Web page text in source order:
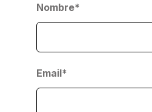
Nombre*
Email*